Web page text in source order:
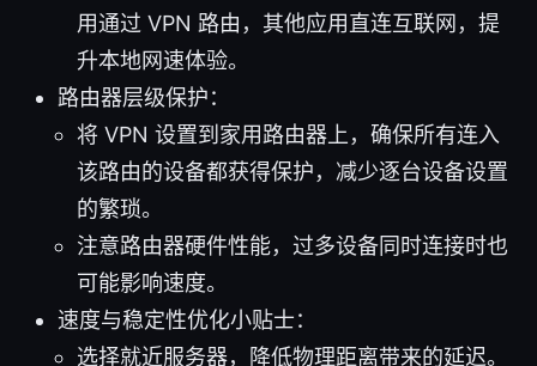
用通过 VPN 路由，其他应用直连互联网，提
升本地网速体验。
路由器层级保护：
将 VPN 设置到家用路由器上，确保所有连入
该路由的设备都获得保护，减少逐台设备设置
的繁琐。
注意路由器硬件性能，过多设备同时连接时也
可能影响速度。
速度与稳定性优化小贴士：
选择就近服务器，降低物理距离带来的延迟。